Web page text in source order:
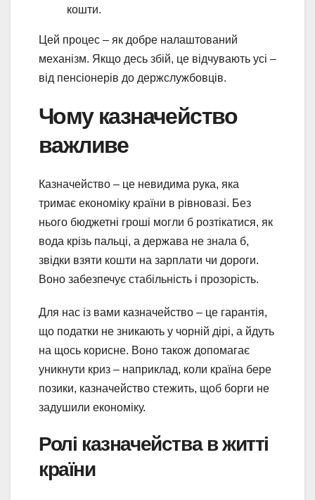
кошти.
Цей процес – як добре налаштований
механізм. Якщо десь збій, це відчувають усі –
від пенсіонерів до держслужбовців.
Чому казначейство
важливе
Казначейство – це невидима рука, яка
тримає економіку країни в рівновазі. Без
нього бюджетні гроші могли б розтікатися, як
вода крізь пальці, а держава не знала б,
звідки взяти кошти на зарплати чи дороги.
Воно забезпечує стабільність і прозорість.
Для нас із вами казначейство – це гарантія,
що податки не зникають у чорній дірі, а йдуть
на щось корисне. Воно також допомагає
уникнути криз – наприклад, коли країна бере
позики, казначейство стежить, щоб борги не
задушили економіку.
Ролі казначейства в житті
країни